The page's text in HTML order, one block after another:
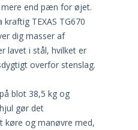
mere end pæn for øjet.
TEXAS TG670
dig masser af
lavet i stål, hvilket er
overfor stenslag.
blot 38,5 kg og
gør det
køre og manøvre med,